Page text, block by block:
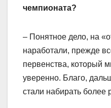
чемпионата?
– Понятное дело, на
наработали, прежде
первенства, который
уверенно. Благо,
стали набирать более